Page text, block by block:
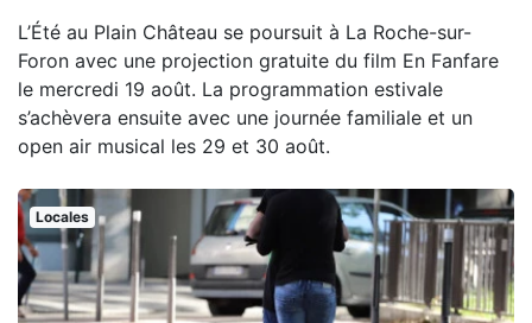
L’Été au Plain Château se poursuit à La Roche-sur-
Foron avec une projection gratuite du film En Fanfare
le mercredi 19 août. La programmation estivale
s’achèvera ensuite avec une journée familiale et un
open air musical les 29 et 30 août.
Locales